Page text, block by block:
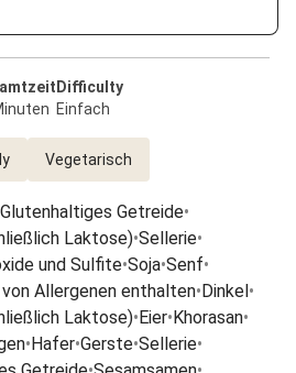
Difficulty
Einfach
Vegetarisch
Glutenhaltiges Getreide•
Laktose)•Sellerie•
und Sulfite•Soja•Senf•
von Allergenen enthalten•Dinkel•
Laktose)•Eier•Khorasan•
•Hafer•Gerste•Sellerie•